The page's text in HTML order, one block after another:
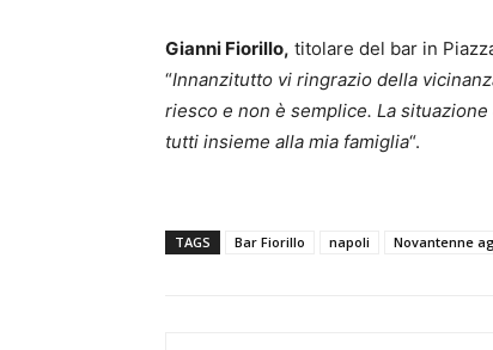
Gianni Fiorillo, titolare del bar in
“Innanzitutto vi ringrazio della
riesco e non è semplice. La
tutti insieme alla mia famiglia“.
TAGS Bar Fiorillo napoli Novantenne